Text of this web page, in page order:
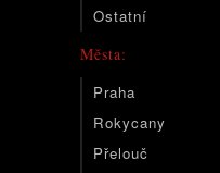
Ostatní
Města:
Praha
Rokycany
Přelouč